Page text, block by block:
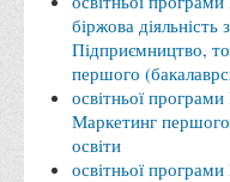
Антикорупційні
Протидія
Як розпізнати
України та
Правила безпеки під
біржова діяльність
Підприємництво,
першого
освітньої
Маркетинг першого
освіти
освітньої